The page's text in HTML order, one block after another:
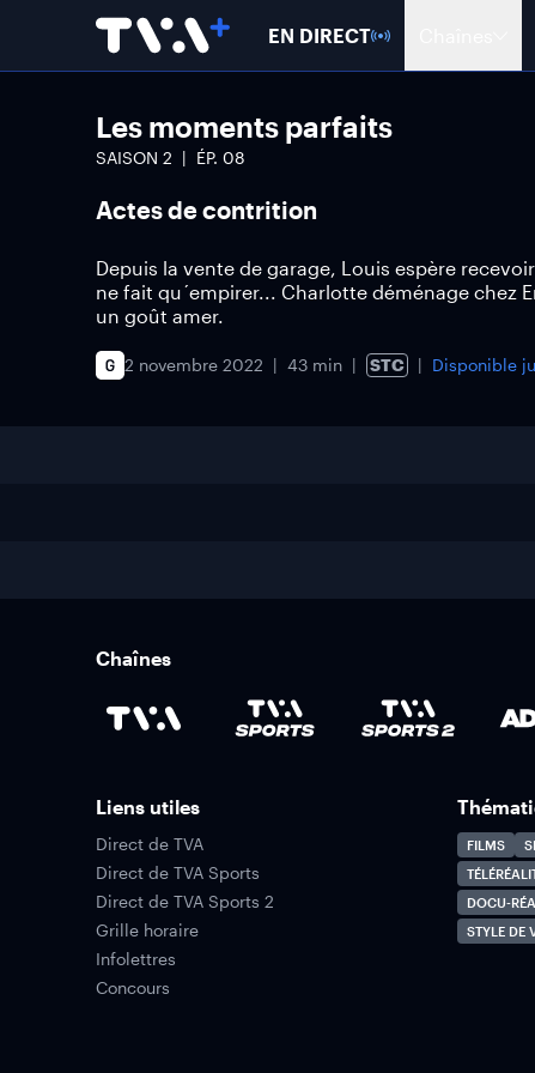
EN DIRECT
Les moments parfaits
SAISON 2 ÉP. 08
Actes de contrition
Depuis la vente de garage, Louis espère
ne fait qu´empirer... Charlotte déménage chez
un goût amer.
2 novembre 2022 43 min STC Disponible
Chaînes
Liens utiles
Direct de TVA
Direct de TVA Sports
Direct de TVA Sports 2
Grille horaire
Infolettres
Concours
FILMS
DOCU-
STYLE DE